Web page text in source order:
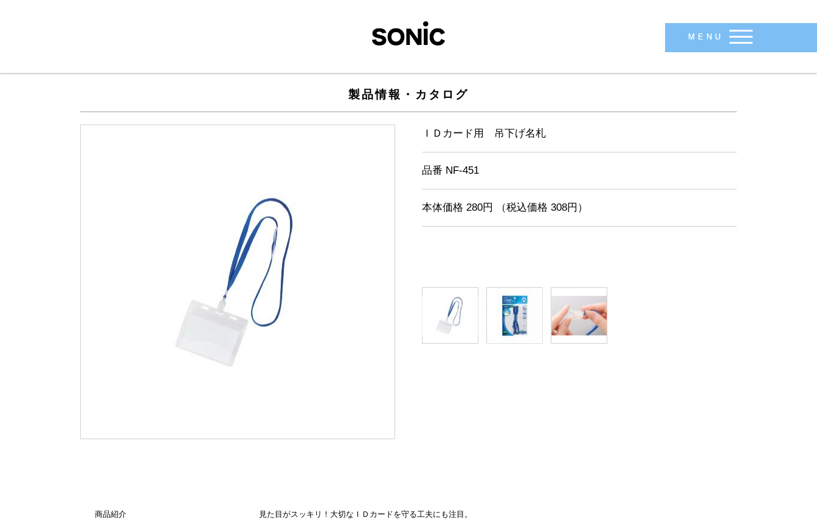
MENU
製品情報・カタログ
ＩＤカード用 吊下げ名札
品番 NF-451
本体価格 280円 （税込価格 308円）
商品紹介 見た目がスッキリ！大切なＩＤカードを守る工夫にも注目。